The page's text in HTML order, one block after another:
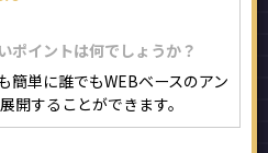
ポイントは何でしょうか？
簡単に誰でもWEBベースのアン
開することができます。